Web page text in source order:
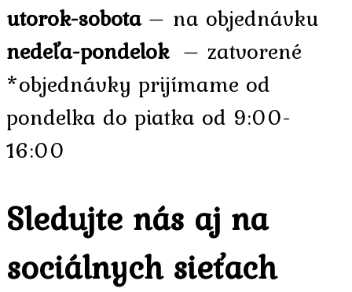
utorok-sobota– na objednávku
nedeľa-pondelok – zatvorené
*objednávky prijímame od
pondelka do piatka od 9:00-
16:00
Sledujte nás aj na
sociálnych sieťach